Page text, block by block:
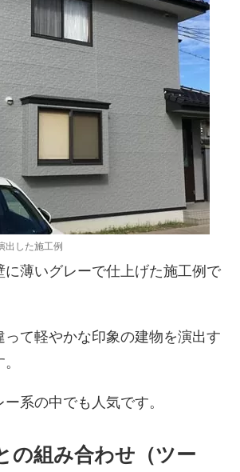
出した施工例
に薄いグレーで仕上げた施工例で
って軽やかな印象の建物を演出す
系の中でも人気です。
の組み合わせ（ツー